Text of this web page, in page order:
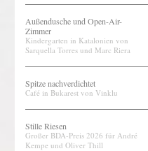
Außendusche und Open-Air-
Zimmer
Kindergarten in Katalonien von
Sarquella Torres und Marc Riera
Spitze nachverdichtet
Café in Bukarest von Vinklu
Stille Riesen
Großer BDA-Preis 2026 für André
Kempe und Oliver Thill